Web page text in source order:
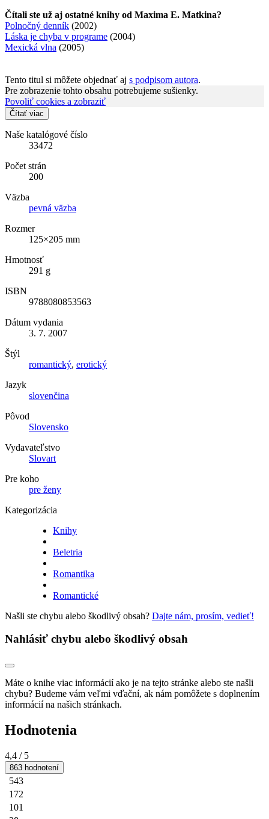
Čítali ste už aj ostatné knihy od Maxima E. Matkina?
Polnočný denník (2002)
Láska je chyba v programe (2004)
Mexická vlna (2005)
Tento titul si môžete objednať aj s podpisom autora.
Pre zobrazenie tohto obsahu potrebujeme sušienky.
Povoliť cookies a zobraziť
Čítať viac
Naše katalógové číslo
33472
Počet strán
200
Väzba
pevná väzba
Rozmer
125×205 mm
Hmotnosť
291 g
ISBN
9788080853563
Dátum vydania
3. 7. 2007
Štýl
romantický, erotický
Jazyk
slovenčina
Pôvod
Slovensko
Vydavateľstvo
Slovart
Pre koho
pre ženy
Kategorizácia
Knihy
Beletria
Romantika
Romantické
Našli ste chybu alebo škodlivý obsah? Dajte nám, prosím, vedieť!
Nahlásiť chybu alebo škodlivý obsah
Máte o knihe viac informácií ako je na tejto stránke alebo ste našli
chybu? Budeme vám veľmi vďační, ak nám pomôžete s doplnením
informácií na našich stránkach.
Hodnotenia
4,4 / 5
863 hodnotení
543
172
101